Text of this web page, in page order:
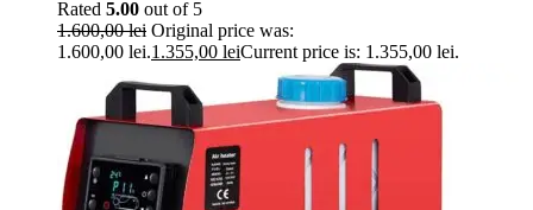
Rated 5.00 out of 5
1.600,00lei Original price was:
1.600,00 lei.1.355,00 leiCurrent price is: 1.355,00 lei.